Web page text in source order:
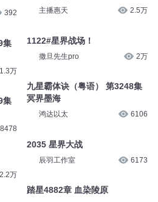
392
集
1.3万
集
8478
2.2万
主播惠天 2.5万
1122#星界战场！
撒旦先生pro 2万
九星霸体诀（粤语） 第3248集
冥界墨海
鸿达以太 6106
2035 星界大战
辰羽工作室 6173
踏星4882章 血染陵原